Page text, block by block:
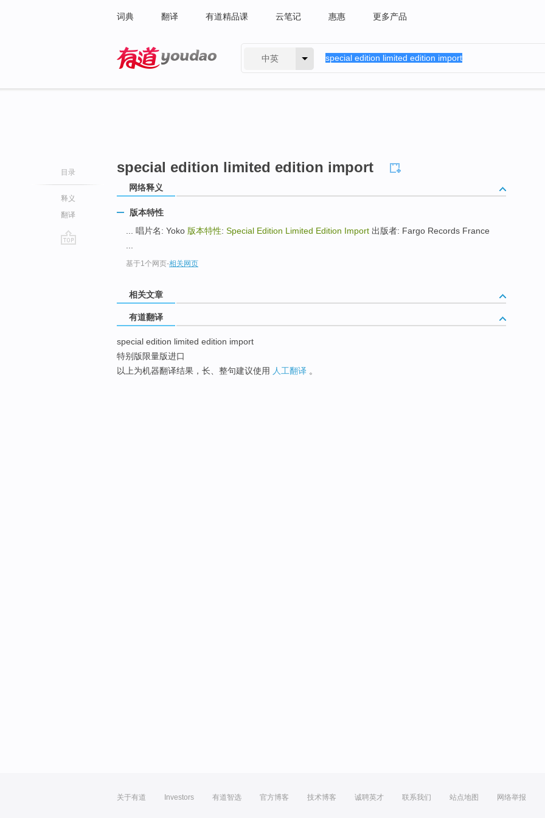
词典 翻译 有道精品课 云笔记 惠惠 更多产品
中英
目录
释义
翻译
special edition limited edition import
网络释义
版本特性
... 唱片名: Yoko 版本特性: Special Edition Limited Edition Import 出版者: Fargo Records France
基于1个网页-相关网页
相关文章
有道翻译
special edition limited edition import
特别版限量版进口
以上为机器翻译结果，长、整句建议使用 人工翻译 。
关于有道 Investors 有道智选 官方博客 技术博客 诚聘英才 联系我们 站点地图 网络举报